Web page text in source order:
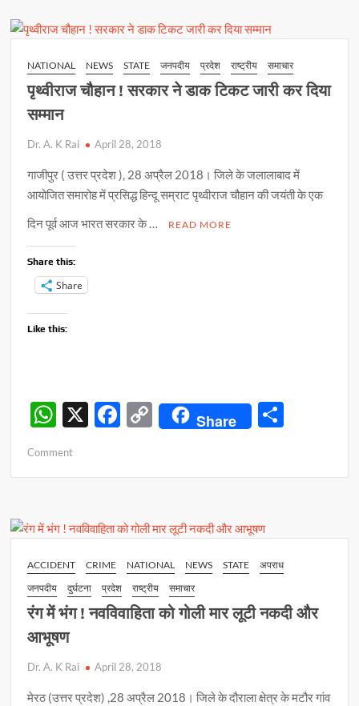
A
p
p
o
o
k
Li
n
k
हाईस्कूल
में
तो
इण्टर
व
ने
लहराया
NATIONAL NEWS STATE जनपदीय प्रदेश राष्ट्रीय समाचार
पृथ्वीराज चौहान ! सरकार ने डाक टिकट जारी कर दिया
सम्मान
Dr. A. K Rai April 28, 2018
गाजीपुर ( उत्तर प्रदेश ), 28 अप्रैल 2018। जिले के जलालाबाद में
आयोजित समारोह में प्रसिद्ध हिन्दू सम्राट पृथ्वीराज चौहान की जयंती के एक
दिन पूर्व आज भारत सरकार के …
READ MORE
Share this:
Share
Like this:
W
at
A
p
p
X
F
o
o
k
C
o
n
k
Share
Commenton
सरकार
ने
टिकट
जारी
कर
ACCIDENT CRIME NATIONAL NEWS STATE
अपराध
जनपदीय
दुर्घटना प्रदेश राष्ट्रीय समाचार
रंग में भंग ! नवविवाहिता को गोली मार लूटी नकदी और
आभूषण
Dr. A. K Rai April 28, 2018
मेरठ (उत्तर प्रदेश) ,28 अप्रैल 2018। जिले के दौराला क्षेत्र के मटौर गांव